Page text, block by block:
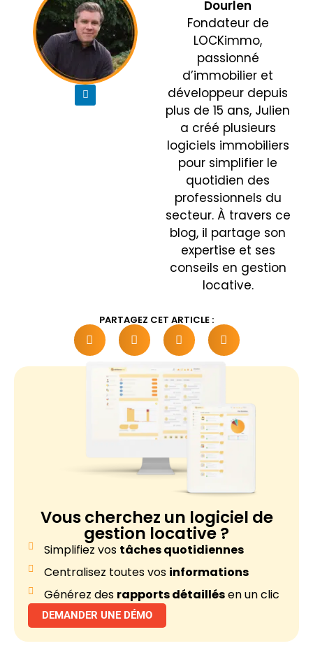
Dourlen
Fondateur de
LOCKimmo,
passionné
d’immobilier et
développeur depuis
plus de 15 ans, Julien
a créé plusieurs
logiciels immobiliers
pour simplifier le
quotidien des
professionnels du
secteur. À travers ce
blog, il partage son
expertise et ses
conseils en gestion
locative.
PARTAGEZ CET ARTICLE :
Vous cherchez un logiciel de
gestion locative ?
Simplifiez vos tâches quotidiennes
Centralisez toutes vos informations
Générez des rapports détaillésen un clic
DEMANDER UNE DÉMO